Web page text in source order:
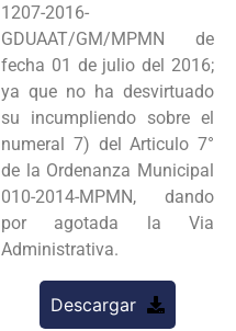
1207-2016-
GDUAAT/GM/MPMN de
fecha 01 de julio del 2016;
ya que no ha desvirtuado
su incumpliendo sobre el
numeral 7) del Articulo 7°
de la Ordenanza Municipal
010-2014-MPMN, dando
por agotada la Via
Administrativa.
Descargar